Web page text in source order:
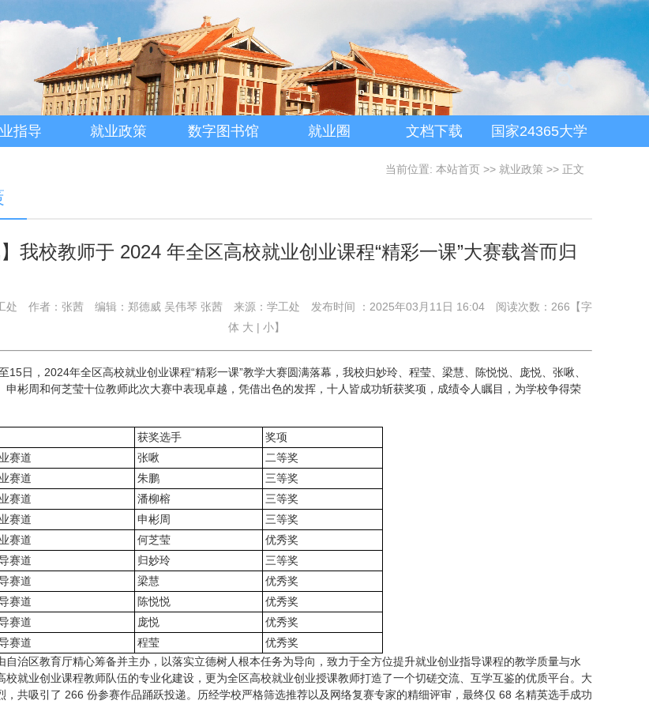
指导 就业政策 数字图书馆 就业圈 文档下载
国家24365大学
当前位置: 本站首页 >> 就业政策 >> 正文
】我校教师于 2024 年全区高校就业创业课程“精彩一课”大赛载誉而归
处 作者：张茜 编辑：郑德威 吴伟琴 张茜 来源：学工处 发布时间 ：2025年03月11日 16:04 阅读次数： 266 【字
体 大 | 小】
15日，2024年全区高校就业创业课程“精彩一课”教学大赛圆满落幕，我校归妙玲、程莹、梁慧、陈悦悦、庞悦、张啾、
申彬周和何芝莹十位教师此次大赛中表现卓越，凭借出色的发挥，十人皆成功斩获奖项，成绩令人瞩目，为学校争得荣
获奖选手
奖项
赛道
张啾
二等奖
赛道
朱鹏
三等奖
赛道
潘柳榕
三等奖
赛道
申彬周
三等奖
赛道
何芝莹
优秀奖
赛道
归妙玲
三等奖
赛道
梁慧
优秀奖
赛道
陈悦悦
优秀奖
赛道
庞悦
优秀奖
赛道
程莹
优秀奖
自治区教育厅精心筹备并主办，以落实立德树人根本任务为导向，致力于全方位提升就业创业指导课程的教学质量与水
校就业创业课程教师队伍的专业化建设，更为全区高校就业创业授课教师打造了一个切磋交流、互学互鉴的优质平台。大
，共吸引了 266 份参赛作品踊跃投递。历经学校严格筛选推荐以及网络复赛专家的精细评审，最终仅 68 名精英选手成功